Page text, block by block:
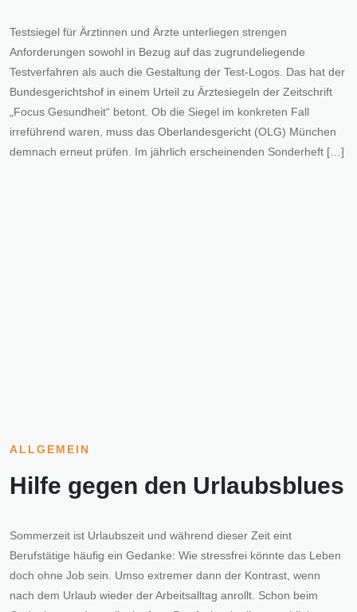
Testsiegel für Ärztinnen und Ärzte unterliegen strengen
Anforderungen sowohl in Bezug auf das zugrundeliegende
Testverfahren als auch die Gestaltung der Test-Logos. Das hat der
Bundesgerichtshof in einem Urteil zu Ärztesiegeln der Zeitschrift
„Focus Gesundheit“ betont. Ob die Siegel im konkreten Fall
irreführend waren, muss das Oberlandesgericht (OLG) München
demnach erneut prüfen. Im jährlich erscheinenden Sonderheft […]
ALLGEMEIN
Hilfe gegen den Urlaubsblues
Sommerzeit ist Urlaubszeit und während dieser Zeit eint
Berufstätige häufig ein Gedanke: Wie stressfrei könnte das Leben
doch ohne Job sein. Umso extremer dann der Kontrast, wenn
nach dem Urlaub wieder der Arbeitsalltag anrollt. Schon beim